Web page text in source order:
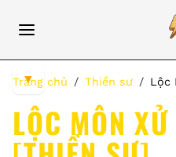
Trang chủ Thiền sư Lộc
LỘC MÔN
▼